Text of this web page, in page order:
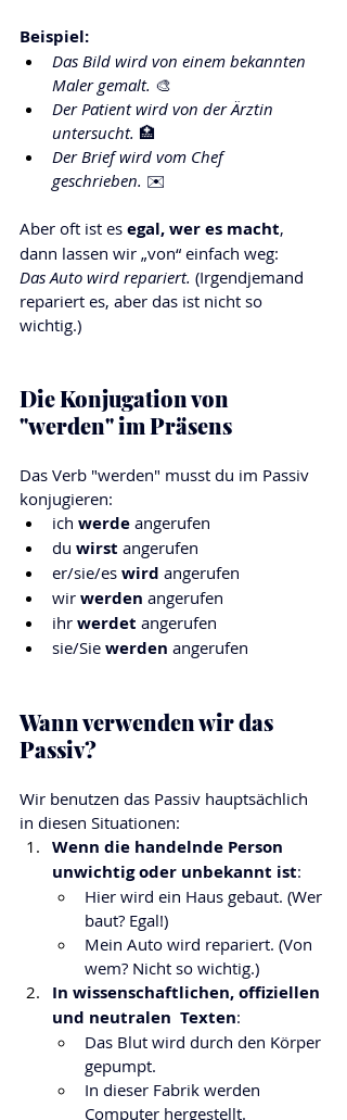
Beispiel:
Das Bild wird von einem bekannten
Maler gemalt. 🎨
Der Patient wird von der Ärztin
untersucht. 🏥
Der Brief wird vom Chef
geschrieben. ✉️
Aber oft ist es egal, wer es macht,
dann lassen wir „von“ einfach weg:
Das Auto wird repariert. (Irgendjemand
repariert es, aber das ist nicht so
wichtig.)
Die Konjugation von
"werden" im Präsens
Das Verb "werden" musst du im Passiv
konjugieren:
ich werde angerufen
du wirst angerufen
er/sie/es wird angerufen
wir werden angerufen
ihr werdet angerufen
sie/Sie werden angerufen
Wann verwenden wir das
Passiv?
Wir benutzen das Passiv hauptsächlich
in diesen Situationen:
Wenn die handelnde Person
unwichtig oder unbekannt ist:
Hier wird ein Haus gebaut. (Wer
baut? Egal!)
Mein Auto wird repariert. (Von
wem? Nicht so wichtig.)
In wissenschaftlichen, offiziellen
und neutralen  Texten:
Das Blut wird durch den Körper
gepumpt.
In dieser Fabrik werden
Computer hergestellt.